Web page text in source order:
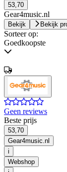
53,70
Gear4music.nl
Bekijk Bekijk
Sorteer op:
Goedkoopste
Geen reviews
Beste prijs
53,70
Gear4music.nl
i
Webshop